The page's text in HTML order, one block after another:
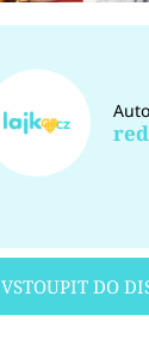
VSTOUPIT DO